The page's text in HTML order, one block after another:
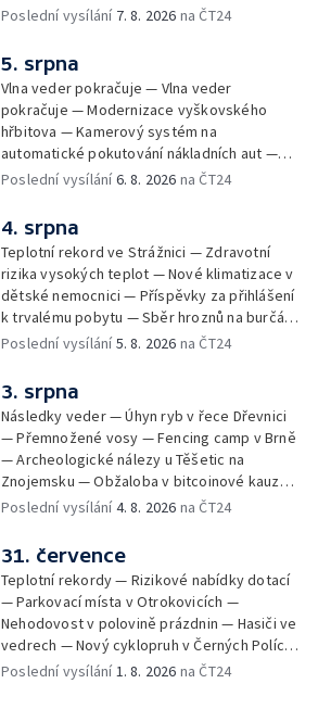
žhářem zlínského baru — Odložení bourání
Czech Rally Zlín — Začal 7. ročník festivalu
Pop Messe — Přestavba mostu v Hodoníně
— Fenomén památníčků
Poslední vysílání 7. 8. 2026 na ČT24
5. srpna
Vlna veder pokračuje — Vlna veder
pokračuje — Modernizace vyškovského
hřbitova — Kamerový systém na
automatické pokutování nákladních aut —
Demolice vyhořelé budovy ve Zlíně — Případ
stadionu na Vyškovsku — Výstraha před
bouřkami — Brno hostí Mezinárodní kytarový
festival — Očkování po kousnutí netopýrem
Poslední vysílání6. 8. 2026 na ČT24
4. srpna
Teplotní rekord ve Strážnici — Zdravotní
rizika vysokých teplot — Nové klimatizace v
dětské nemocnici — Příspěvky za přihlášení
k trvalému pobytu — Sběr hroznů na burčák
— Dokončení oprav vedení — Skončil termín
vody v obcích — Vyschlá koryta potoků —
Sdílení strážníků na Brněnsku
Poslední vysílání5. 8. 2026 na ČT24
3. srpna
Následky veder — Úhyn ryb v řece Dřevnici
— Přemnožené vosy — Fencing camp v Brně
— Archeologické nálezy u Těšetic na
Znojemsku — Obžaloba v bitcoinové kauze
— Přestavba silnice přes Bzenec na
Zašové — Letní opravy divadel — Český hlas
ve vesmíru
Poslední vysílání4. 8. 2026 na ČT24
31. července
Teplotní rekordy — Rizikové nabídky dotací
— Parkovací místa v Otrokovicích —
Nehodovost v polovině prázdnin — Hasiči ve
vedrech — Nový cyklopruh v Černých Polích
— Květinová výstava ve Věžkách
Poslední vysílání1. 8. 2026 na ČT24